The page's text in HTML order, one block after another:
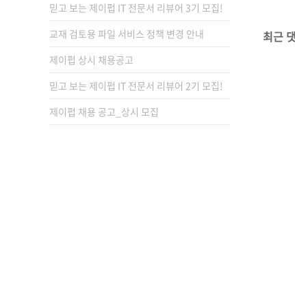
믿고 보는 제이펍 IT 전문서 리뷰어 3기 모집!
교재 검토용 파일 서비스 정책 변경 안내
제이펍 상시 채용공고
믿고 보는 제이펍 IT 전문서 리뷰어 2기 모집!
제이펍 채용 공고_상시 모집
최근